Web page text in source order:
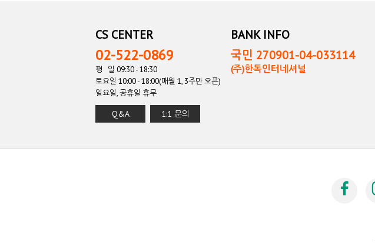
CS CENTER
02-522-0869
평 일 09:30 - 18:30
토요일 10:00 - 18:00(매월 1, 3주만 오픈)
일요일, 공휴일 휴무
Q&A 1:1 문의
BANK INFO
국민 270901-04-033114
(주)한독인터네셔널